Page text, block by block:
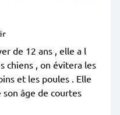
de 12 ans , elle a l
chiens , on évitera les
et les poules . Elle
âge de courtes